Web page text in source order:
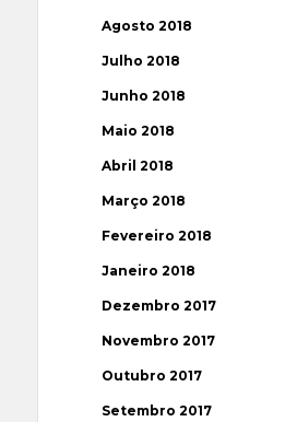
Agosto 2018
Julho 2018
Junho 2018
Maio 2018
Abril 2018
Março 2018
Fevereiro 2018
Janeiro 2018
Dezembro 2017
Novembro 2017
Outubro 2017
Setembro 2017